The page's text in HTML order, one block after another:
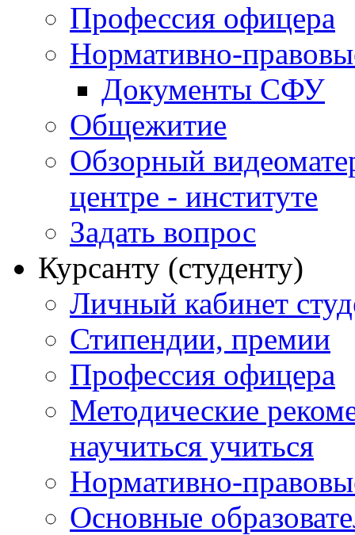
Профессия офицера
Нормативно-
Документы СФУ
Общежитие
Обзорный
центре - институте
Задать вопрос
Курсанту (студенту)
Личный кабинет
Стипендии, премии
Профессия офицера
Методические
научиться учиться
Нормативно-
Основные